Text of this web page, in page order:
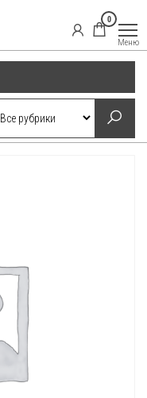
0
Меню